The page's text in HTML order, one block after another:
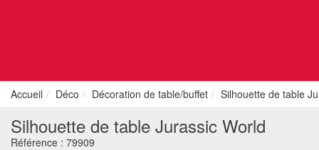
Accueil Déco Décoration de table/buffet Silhouette de table
Silhouette de table Jurassic World
Référence : 79909